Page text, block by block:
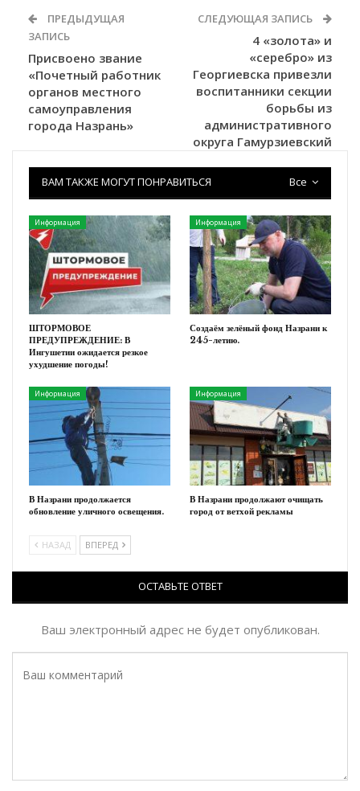
ПРЕДЫДУЩАЯ
ЗАПИСЬ
Присвоено звание
«Почетный работник
органов местного
самоуправления
города Назрань»
СЛЕДУЮЩАЯ ЗАПИСЬ
4 «золота» и
«серебро» из
Георгиевска привезли
воспитанники секции
борьбы из
административного
округа Гамурзиевский
Все
ВАМ ТАКЖЕ МОГУТ ПОНРАВИТЬСЯ
Информация
ШТОРМОВОЕ
ПРЕДУПРЕЖДЕНИЕ: В
Ингушетии ожидается резкое
ухудшение погоды!
Информация
Создаём зелёный фонд Назрани к
245-летию.
Информация
В Назрани продолжается
обновление уличного освещения.
Информация
В Назрани продолжают очищать
город от ветхой рекламы
НАЗАД ВПЕРЕД
ОСТАВЬТЕ ОТВЕТ
Ваш электронный адрес не будет опубликован.